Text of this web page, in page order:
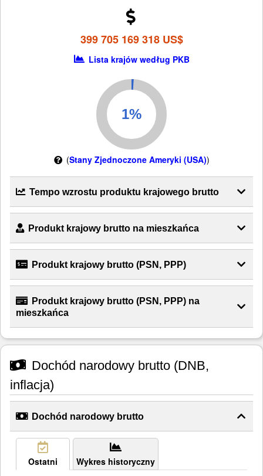
399 705 169 318 US$
Lista krajów według PKB
(Stany Zjednoczone Ameryki (USA))
Tempo wzrostu produktu krajowego brutto
Produkt krajowy brutto na mieszkańca
Produkt krajowy brutto (PSN, PPP)
Produkt krajowy brutto (PSN, PPP) na
mieszkańca
Dochód narodowy brutto (DNB,
inflacja)
Dochód narodowy brutto
Ostatni Wykres historyczny